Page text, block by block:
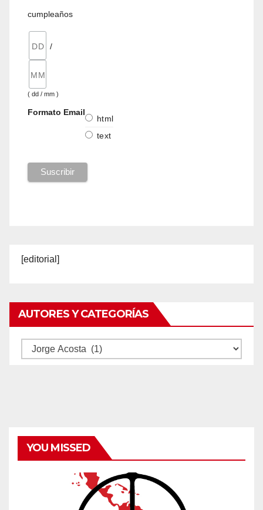
cumpleaños
/
( dd / mm )
Formato Email
html
text
[editorial]
AUTORES Y CATEGORÍAS
Autores
YOU MISSED